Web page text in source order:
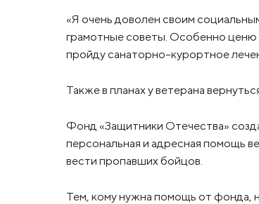
«Я очень доволен своим
грамотные советы. Особенно ценю
пройду санаторно-курортное
Также в планах у ветерана
Фонд «Защитники Отечества»
персональная и адресная помощь
вести пропавших бойцов.
Тем, кому нужна помощь от фонда,